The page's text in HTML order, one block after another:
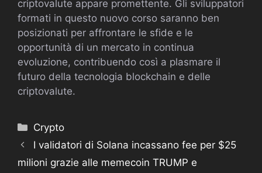
criptovalute appare promettente. Gli sviluppatori
formati in questo nuovo corso saranno ben
posizionati per affrontare le sfide e le
opportunità di un mercato in continua
evoluzione, contribuendo così a plasmare il
futuro della tecnologia blockchain e delle
criptovalute.
Categorie
Crypto
I validatori di Solana incassano fee per $25
milioni grazie alle memecoin TRUMP e